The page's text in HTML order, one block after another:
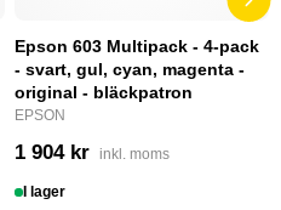
Epson 603 Multipack - 4-pack
- svart, gul, cyan, magenta -
original - bläckpatron
EPSON
1 904 kr inkl. moms
I lager